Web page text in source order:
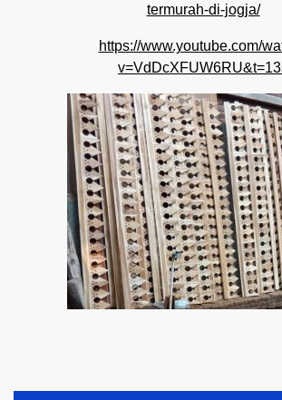
termurah-di-jogja/
https://www.youtube.com/